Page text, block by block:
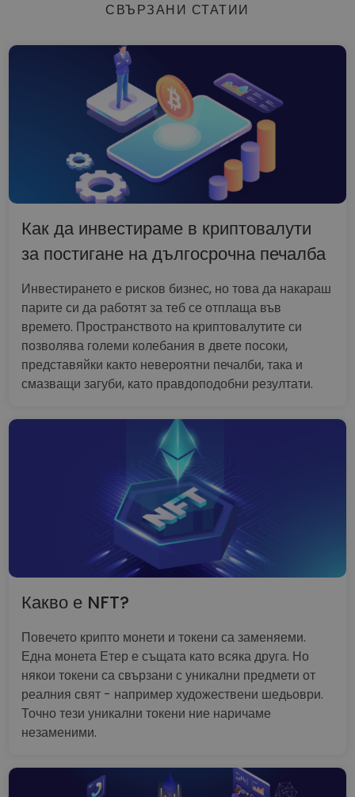
СВЪРЗАНИ СТАТИИ
Как да инвестираме в криптовалути
за постигане на дългосрочна печалба
Инвестирането е рисков бизнес, но това да накараш
парите си да работят за теб се отплаща във
времето. Пространството на криптовалутите си
позволява големи колебания в двете посоки,
представяйки както невероятни печалби, така и
смазващи загуби, като правдоподобни резултати.
Какво е NFT?
Повечето крипто монети и токени са заменяеми.
Една монета Етер е същата като всяка друга. Но
някои токени са свързани с уникални предмети от
реалния свят - например художествени шедьоври.
Точно тези уникални токени ние наричаме
незаменими.